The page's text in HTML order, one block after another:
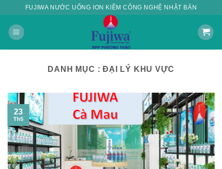
content
FUJIWA NƯỚC UỐNG ION KIỀM CÔNG NGHỆ NHẬT BẢN
DANH MỤC :ĐẠI LÝ KHU VỰC
23
Th5